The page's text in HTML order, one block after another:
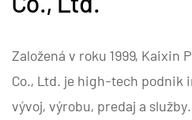
Založená v roku 1999, Kaixin
Co., Ltd. je high-tech podnik
vývoj, výrobu, predaj a